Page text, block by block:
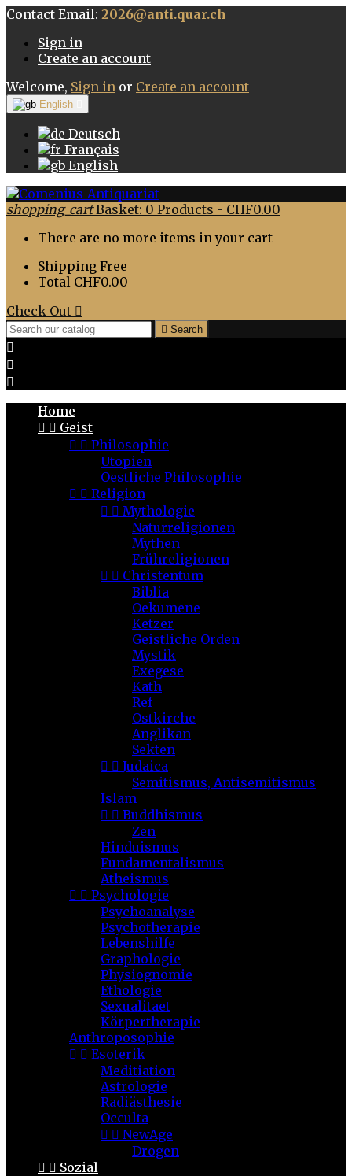
Contact Email: 2026@anti.quar.ch
Sign in
Create an account
Welcome, Sign in or Create an account
English
Deutsch
Français
English
shopping_cart Basket: 0 Products - CHF0.00
There are no more items in your cart
Shipping Free
Total CHF0.00
Check Out 
 Search



Home
  Geist
  Philosophie
Utopien
Oestliche Philosophie
  Religion
  Mythologie
Naturreligionen
Mythen
Frühreligionen
  Christentum
Biblia
Oekumene
Ketzer
Geistliche Orden
Mystik
Exegese
Kath
Ref
Ostkirche
Anglikan
Sekten
  Judaica
Semitismus, Antisemitismus
Islam
  Buddhismus
Zen
Hinduismus
Fundamentalismus
Atheismus
  Psychologie
Psychoanalyse
Psychotherapie
Lebenshilfe
Graphologie
Physiognomie
Ethologie
Sexualitaet
Körpertherapie
Anthroposophie
  Esoterik
Meditiation
Astrologie
Radiästhesie
Occulta
  NewAge
Drogen
  Sozial